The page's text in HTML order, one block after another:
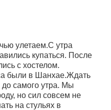
улетаем.С утра
купаться. После
с хостелом.
были в Шанхае.Ждать
самого утра. Мы
но сил совсем не
на стульях в